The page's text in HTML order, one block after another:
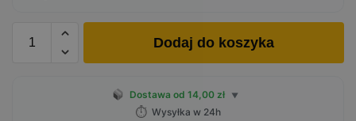
Dodaj do koszyka
Dostawa od 14,00 zł ▼
⏱ Wysyłka w 24h